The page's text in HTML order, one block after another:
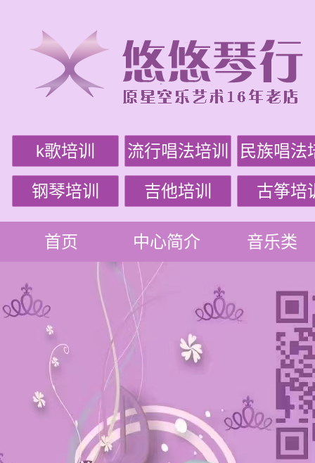
k歌培训 流行唱法培训 民族唱法
钢琴培训 吉他培训 古筝培
首页 中心简介 音乐类